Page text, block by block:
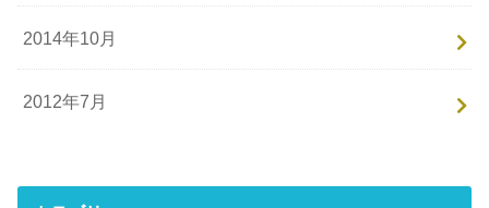
2014年10月
2012年7月